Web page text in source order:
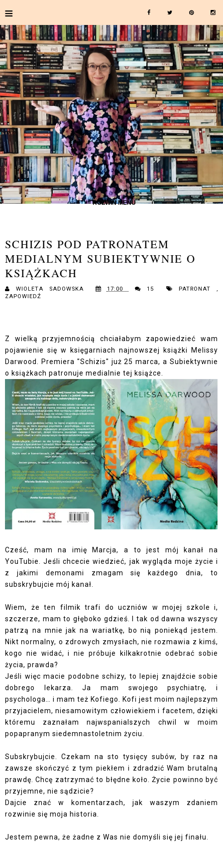
≡
≡ ROZWIŃ MENU
SCHIZIS POD PATRONATEM
MEDIALNYM SUBIEKTYWNIE O
KSIĄŻKACH
WIOLETA SADOWSKA 17:00 15 PATRONAT,
ZAPOWIEDŹ
Z wielką przyjemnością chciałabym zapowiedzieć wam
pojawienie się w księgarniach najnowszej książki Melissy
Darwood. Premiera "Schizis" już 25 marca, a Subiektywnie
o książkach patronuje medialnie tej książce.
Cześć, mam na imię Marcja, a to jest mój kanał na
YouTubie. Jeśli chcecie wiedzieć, jak wygląda moje życie i
z jakimi demonami zmagam się każdego dnia, to
subskrybujcie mój kanał.
Wiem, że ten filmik trafi do uczniów w mojej szkole i,
szczerze, mam to głęboko gdzieś. I tak od dawna wszyscy
patrzą na mnie jak na wariatkę, bo nią poniekąd jestem.
Nikt normalny, o zdrowych zmysłach, nie rozmawia z kimś,
kogo nie widać, i nie próbuje kilkakrotnie odebrać sobie
życia, prawda?
Jeśli więc macie podobne schizy, to lepiej znajdźcie sobie
dobrego lekarza. Ja mam swojego psychiatrę, i
psychologa… i mam też Kofiego. Kofi jest moim najlepszym
przyjacielem, niesamowitym człowiekiem i facetem, dzięki
któremu zaznałam najwspanialszych chwil w moim
popapranym siedemnastoletnim życiu.
Subskrybujcie. Czekam na sto tysięcy subów, by raz na
zawsze skończyć z tym piekłem i zdradzić Wam brutalną
prawdę. Chcę zatrzymać to błędne koło. Życie powinno być
przyjemne, nie sądzicie?
Dajcie znać w komentarzach, jak waszym zdaniem
rozwinie się moja historia.
Jestem pewna, że żadne z Was nie domyśli się jej finału.